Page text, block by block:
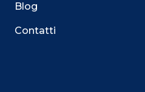
Blog
Contatti